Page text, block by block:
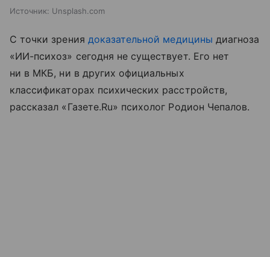
Источник: Unsplash.com
С точки зрения доказательной медицины диагноза
«ИИ-психоз» сегодня не существует. Его нет
ни в МКБ, ни в других официальных
классификаторах психических расстройств,
рассказал «Газете.Ru» психолог Родион Чепалов.